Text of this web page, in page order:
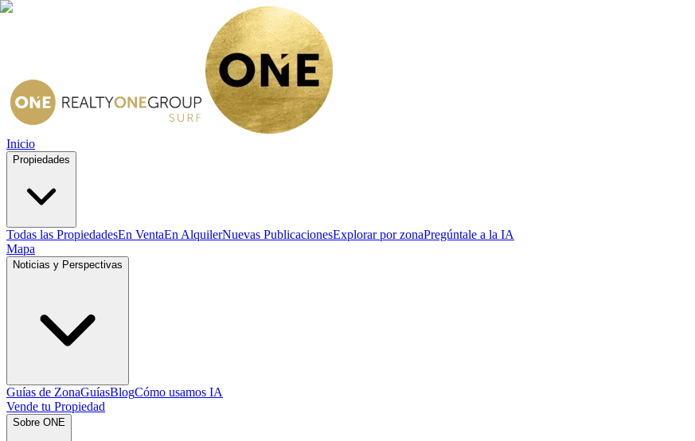
Inicio
Propiedades
Todas las PropiedadesEn VentaEn AlquilerNuevas PublicacionesExplorar por zonaPregúntale a la IA
Mapa
Noticias y Perspectivas
Guías de ZonaGuíasBlogCómo usamos IA
Vende tu Propiedad
Sobre ONE